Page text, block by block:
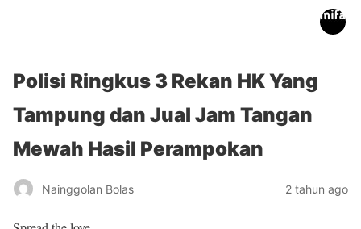
Polisi Ringkus 3 Rekan HK Yang
Tampung dan Jual Jam Tangan
Mewah Hasil Perampokan
Nainggolan Bolas 2 tahun ago